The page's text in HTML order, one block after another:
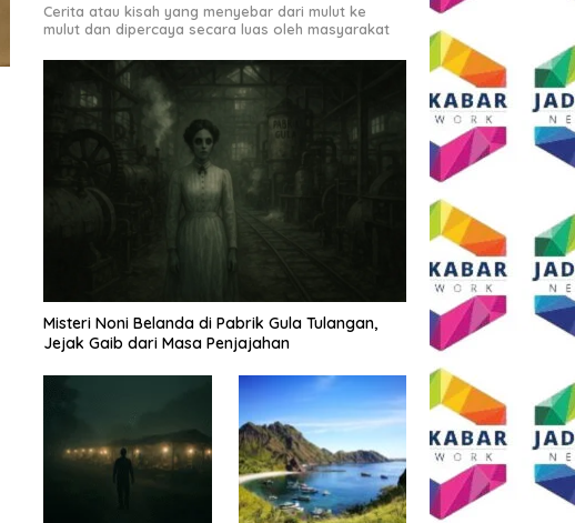
Cerita atau kisah yang menyebar dari mulut ke
mulut dan dipercaya secara luas oleh masyarakat
Misteri Noni Belanda di Pabrik Gula Tulangan,
Jejak Gaib dari Masa Penjajahan